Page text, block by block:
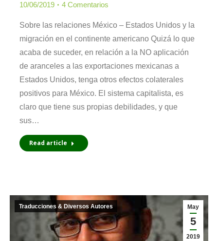
10/06/2019
4 Comentarios
Sobre las relaciones México – Estados Unidos y la
migración en el continente americano Quizá lo que
acaba de suceder, en relación a la NO aplicación
de aranceles a las exportaciones mexicanas a
Estados Unidos, tenga otros efectos colaterales
positivos para México. El sistema capitalista, es
claro que tiene sus propias debilidades, y que
sus…
Read article
May
5
2019
Traducciones & Diversos Autores